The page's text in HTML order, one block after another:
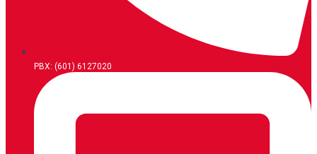
PBX: (601) 6127020